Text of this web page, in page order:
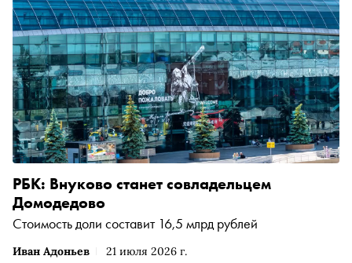
Иван Адоньев 21 июля 2026 г.
РБК: Внуково станет совладельцем
Домодедово
Стоимость доли составит 16,5 млрд рублей